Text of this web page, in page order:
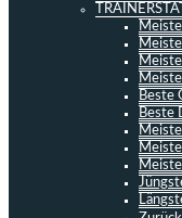
Beste
Beste